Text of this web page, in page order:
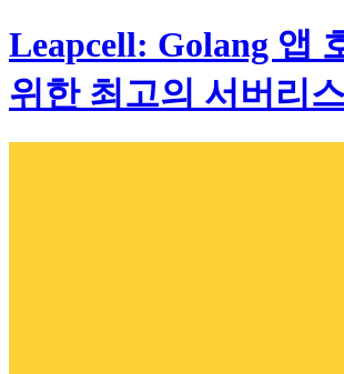
Leapcell: Golang 앱
위한 최고의 서버리